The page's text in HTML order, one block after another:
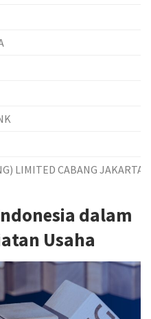
LIMITED CABANG JAKARTA
dalam
Usaha